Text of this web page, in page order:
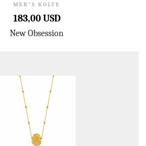
MER"S KOLYE
183,00 USD
New Obsession